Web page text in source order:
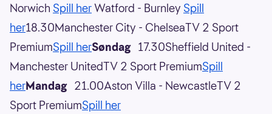
Norwich Spill herWatford - Burnley Spill
her18.30Manchester City - ChelseaTV 2 Sport
PremiumSpill herSøndag17.30Sheffield United -
Manchester UnitedTV 2 Sport PremiumSpill
herMandag21.00Aston Villa - NewcastleTV 2
Sport PremiumSpill her